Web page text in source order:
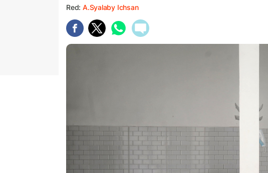
Red: A.Syalaby Ichsan